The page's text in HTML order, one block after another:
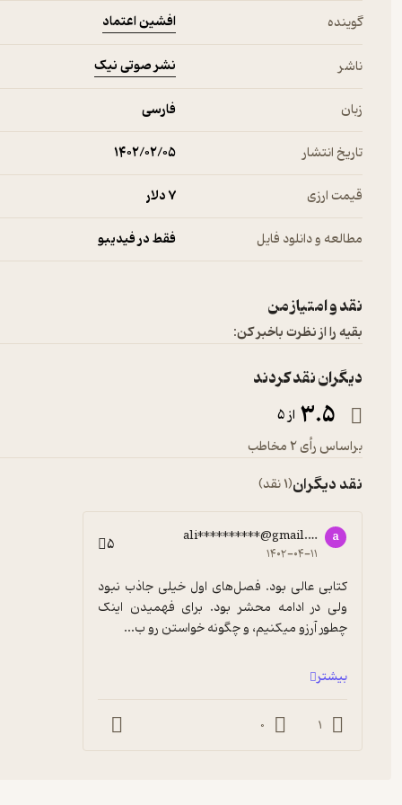
گوینده افشین اعتماد
ناشر نشر صوتی نیک
زبان فارسی
تاریخ انتشار ۱۴۰۲/۰۲/۰۵
قیمت ارزی 7 دلار
مطالعه و دانلود فایل فقط در فیدیبو
نقد و امتیاز من
بقیه را از نظرت باخبر کن:
دیگران نقد کردند
3.5 از 5
براساس رأی 2 مخاطب
نقد دیگران(1 نقد)
a
ali**********@gmail.com
۱۴۰۲-۰۴-۱۱ 5
چطور آرزو میکنیم، و چگونه خواستن رو ب...
بیشتر
1
0